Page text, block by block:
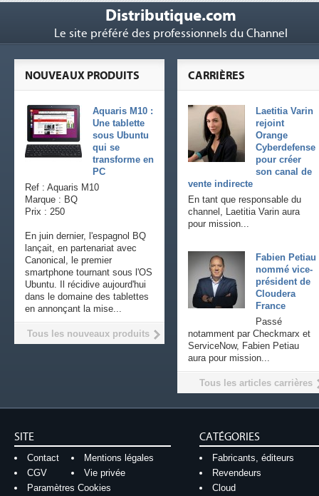
Distributique.com
Le site préféré des professionnels du Channel
CARRIÈRES
Laetitia Varin
rejoint
Orange
Cyberdefense
pour créer
son canal de
vente indirecte
En tant que responsable du
channel, Laetitia Varin aura
pour mission...
Fabien Petiau
nommé vice-
président de
Cloudera
France
Passé
notamment par Checkmarx et
ServiceNow, Fabien Petiau
aura pour mission...
Tous les articles carrières
NOUVEAUX PRODUITS
Aquaris M10 :
Une tablette
sous Ubuntu
qui se
transforme en
PC
Ref : Aquaris M10
Marque : BQ
Prix : 250
En juin dernier, l'espagnol BQ
lançait, en partenariat avec
Canonical, le premier
smartphone tournant sous l'OS
Ubuntu. Il récidive aujourd'hui
dans le domaine des tablettes
en annonçant la mise...
Tous les nouveaux produits
SITE
Contact
Mentions légales
CGV
Vie privée
Paramètres Cookies
CATÉGORIES
Fabricants, éditeurs
Revendeurs
Cloud